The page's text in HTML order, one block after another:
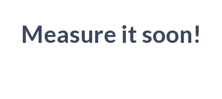
Measure it soon!